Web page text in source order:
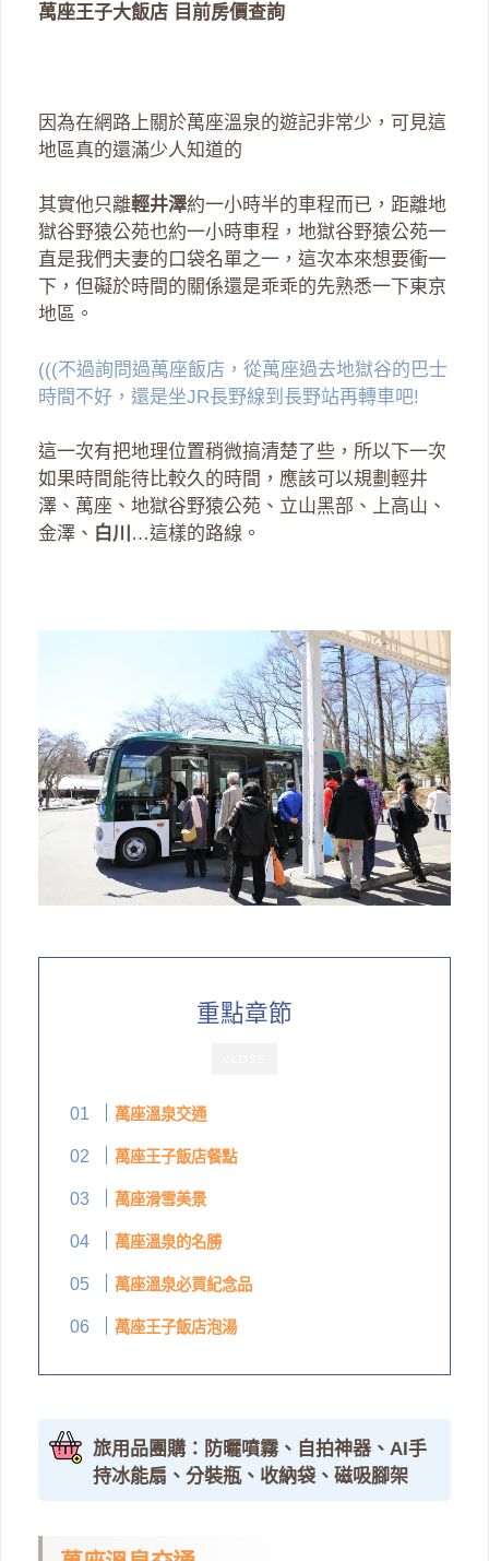
萬座王子大飯店 目前房價查詢
因為在網路上關於萬座溫泉的遊記非常少，可見這
地區真的還滿少人知道的
其實他只離輕井澤約一小時半的車程而已，距離地
獄谷野猿公苑也約一小時車程，地獄谷野猿公苑一
直是我們夫妻的口袋名單之一，這次本來想要衝一
下，但礙於時間的關係還是乖乖的先熟悉一下東京
地區。
(((不過詢問過萬座飯店，從萬座過去地獄谷的巴士
時間不好，還是坐JR長野線到長野站再轉車吧!
這一次有把地理位置稍微搞清楚了些，所以下一次
如果時間能待比較久的時間，應該可以規劃輕井
澤、萬座、地獄谷野猿公苑、立山黑部、上高山、
金澤、 白川 …這樣的路線。
重點章節
萬座溫泉交通
萬座王子飯店餐點
萬座滑雪美景
萬座溫泉的名勝
萬座溫泉必買紀念品
萬座王子飯店泡湯
旅用品團購：防曬噴霧、自拍神器、AI手
持冰能扇、分裝瓶、收納袋、磁吸腳架